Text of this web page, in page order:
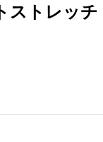
ストレッ